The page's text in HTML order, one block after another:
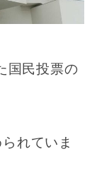
国民投票の
れていま